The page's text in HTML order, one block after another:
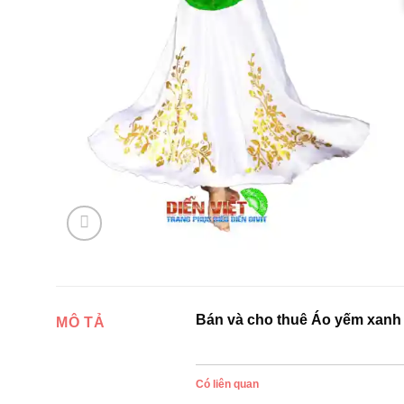
MÔ TẢ Bán và cho thuê Áo yếm
Có liên quan